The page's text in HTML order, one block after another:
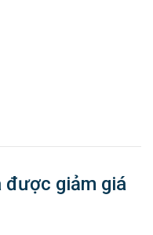
được giảm giá